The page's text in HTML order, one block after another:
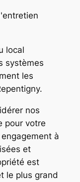
local
systèmes
les
nos
pour votre
à
et
est
le plus grand